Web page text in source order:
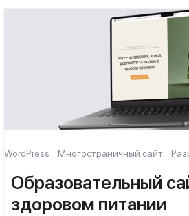
WordPress Многостраничный сайт
Образовательный
здоровом питании